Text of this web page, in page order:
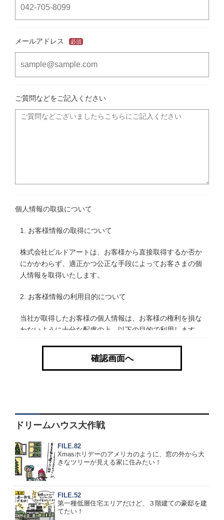
メールアドレス 必須
ご質問などをご記入ください
個人情報の取扱について
1. お客様情報の取得について
株式会社ビルドアートは、お客様から直接取得するか否か
にかかわらず、適正かつ公正な手段によってお客さまの個
人情報を取得いたします。
2. お客様情報の利用目的について
当社が取得したお客様の個人情報は、お客様の権利を損な
わないように十分な配慮の上、以下の目的で利用します。
お客様の住宅を建築する場合、工事を円滑かつ適正に
なうため
お客様への当社のサービスや商品などの情報を的確に
ご案内する場合
お客様に対してハガキ・手紙、イベント案内のＤＭな
どを郵送する場合
3. お客様情報の安全管理について
ドリームハウス大作戦
FILE.82
Xmasホリデーのアメリカのように、窓の外から大
きなツリーが見える家に住みたい！
FILE.52
第一種低層住宅エリアだけど、３階建ての豪邸を建
てたい！